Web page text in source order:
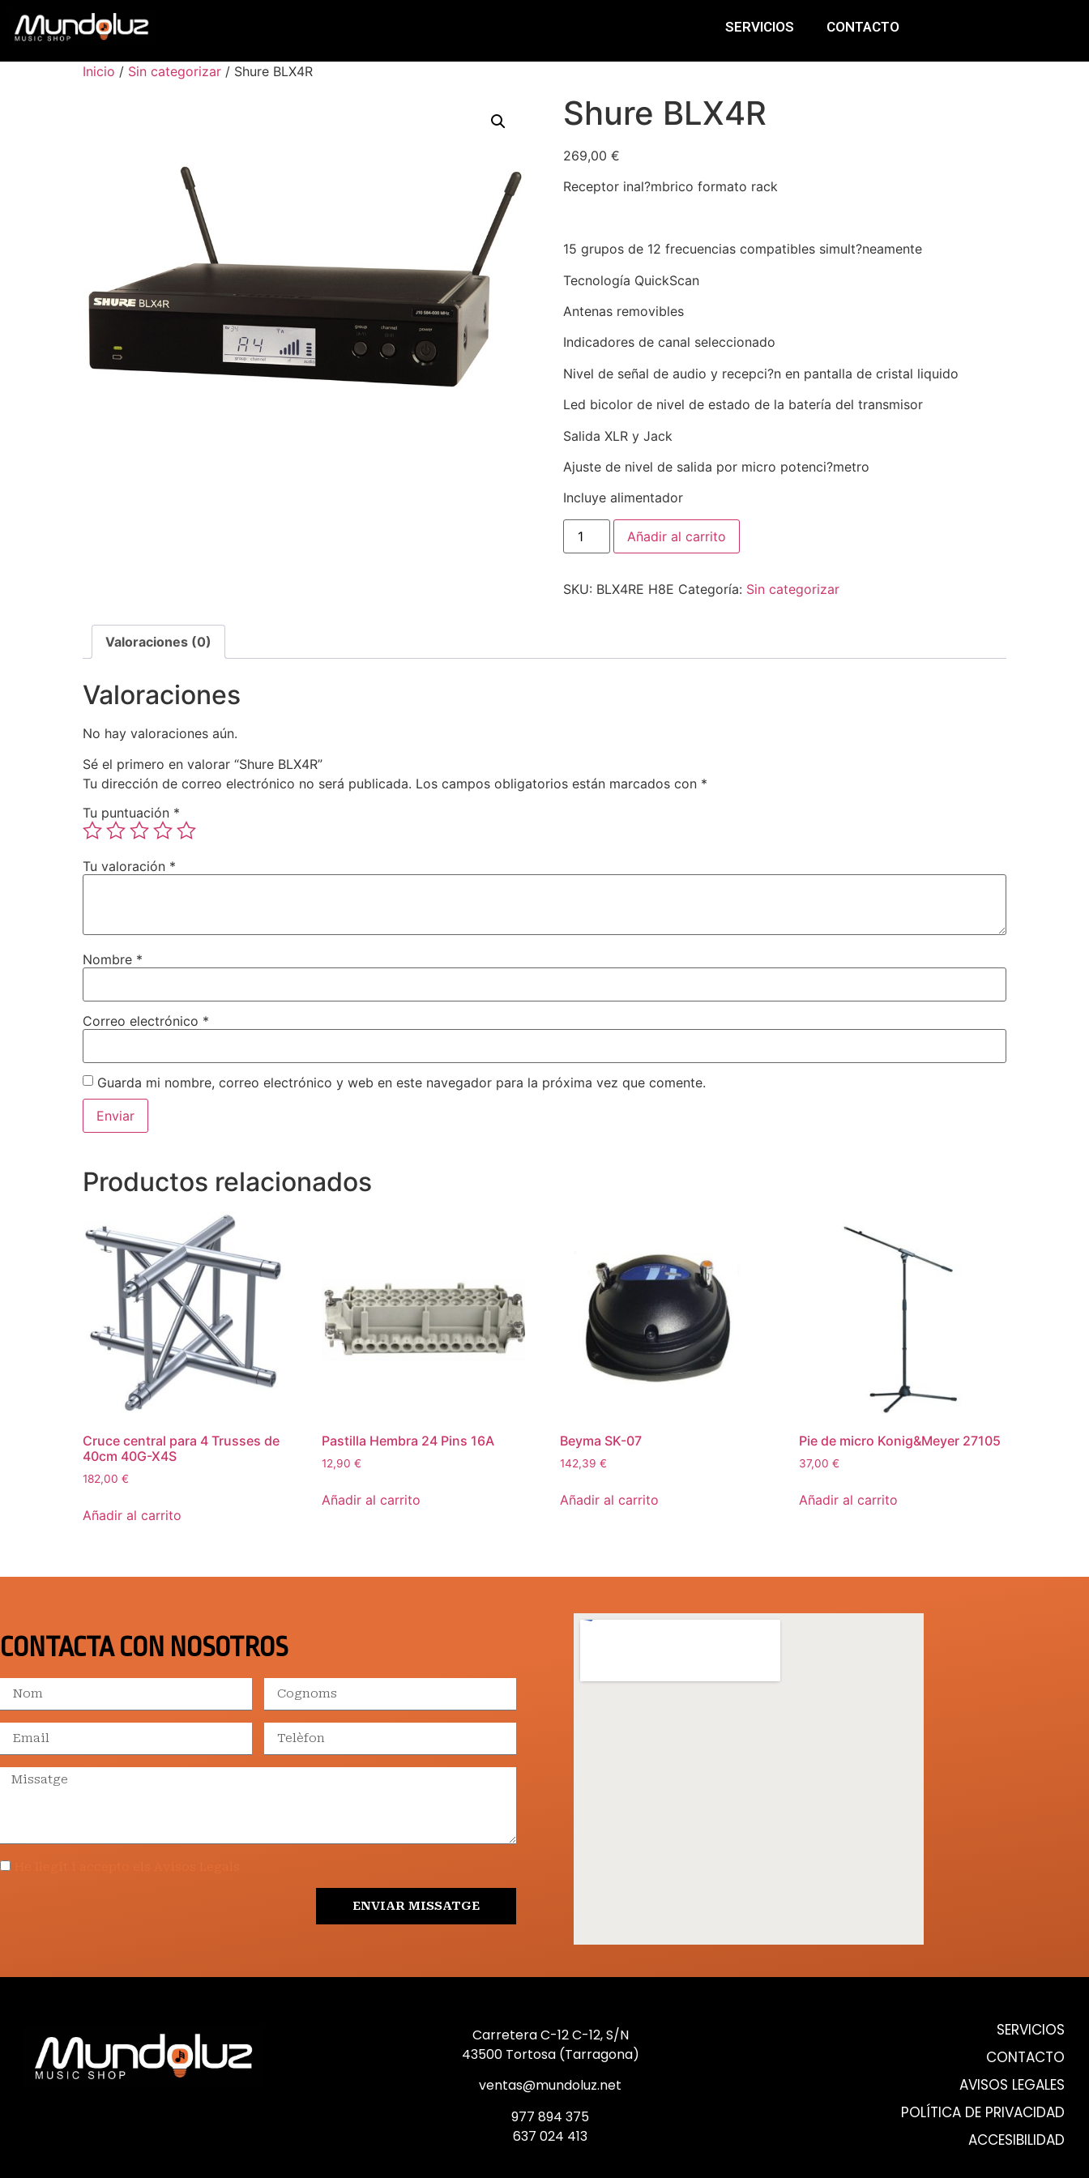
SERVICIOS CONTACTO
Inicio / Sin categorizar / Shure BLX4R
Shure BLX4R
269,00 €
Receptor inal?mbrico formato rack
15 grupos de 12 frecuencias compatibles simult?neamente
Tecnología QuickScan
Antenas removibles
Indicadores de canal seleccionado
Nivel de señal de audio y recepci?n en pantalla de cristal liquido
Led bicolor de nivel de estado de la batería del transmisor
Salida XLR y Jack
Ajuste de nivel de salida por micro potenci?metro
Incluye alimentador
Añadir al carrito
SKU: BLX4RE H8E Categoría: Sin categorizar
Valoraciones (0)
Valoraciones
No hay valoraciones aún.
Sé el primero en valorar “Shure BLX4R”
Tu dirección de correo electrónico no será publicada. Los campos obligatorios están marcados con *
Tu puntuación *
Tu valoración *
Nombre *
Correo electrónico *
Guarda mi nombre, correo electrónico y web en este navegador para la próxima vez que comente.
Productos relacionados
Cruce central para 4 Trusses de
40cm 40G-X4S
182,00 €
Añadir al carrito
Pastilla Hembra 24 Pins 16A
12,90 €
Añadir al carrito
Beyma SK-07
142,39€
Añadir al carrito
Pie de micro Konig&Meyer 27105
37,00€
Añadir al carrito
CONTACTA CON NOSOTROS
ENVIAR MISSATGE
Carretera C-12 C-12, S/N
43500 Tortosa (Tarragona)
ventas@mundoluz.net
977 894 375
637 024 413
SERVICIOS
CONTACTO
AVISOS LEGALES
POLÍTICA DE PRIVACIDAD
ACCESIBILIDAD